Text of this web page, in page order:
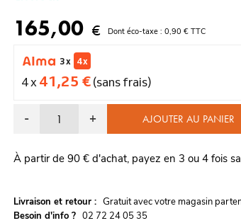
165,00 € Dont éco-taxe : 0,90 € TTC
3 x 4 x
4 x 41,25 €(sans frais)
- + AJOUTER AU PANIER
À partir de 90 € d'achat, payez en 3 ou 4 fois
Livraison et retour : Gratuit avec votre magasin
Besoin d'info ? 02 72 24 05 35